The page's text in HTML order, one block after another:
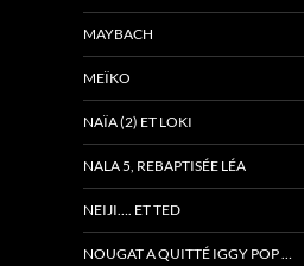
MAYBACH
MEÏKO
NAÏA (2) ET LOKI
NALA 5, REBAPTISÉE LÉA
NEIJI…. ET TED
NOUGAT A QUITTÉ IGGY POP …